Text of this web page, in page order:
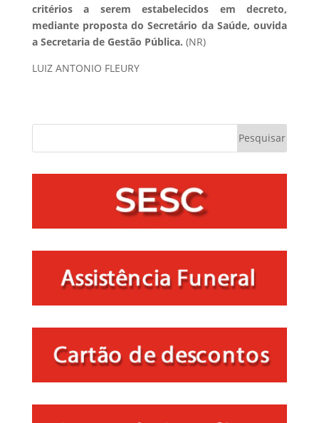
critérios a serem estabelecidos em decreto,
mediante proposta do Secretário da Saúde, ouvida
a Secretaria de Gestão Pública. (NR)
LUIZ ANTONIO FLEURY